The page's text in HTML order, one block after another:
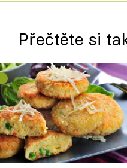
Přečtěte si